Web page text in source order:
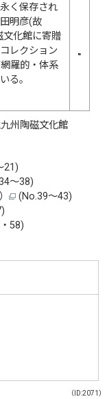
く保存され
明彦(故
文化館に寄贈
レクション
羅的・体系
る。
州陶磁文化館
21)
〜38)
(No.39〜43)
58)
（ID:2071）